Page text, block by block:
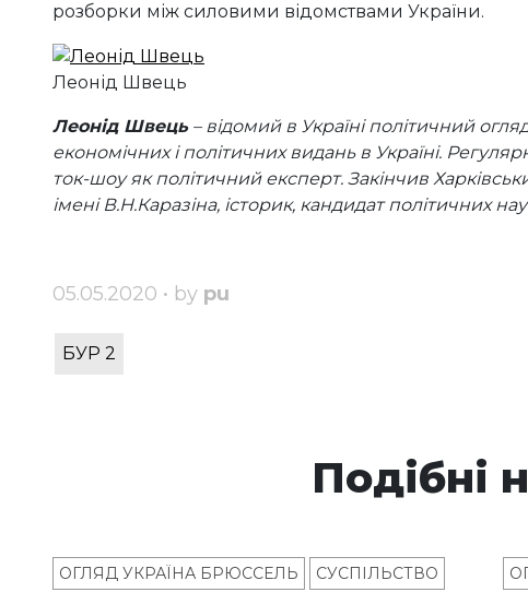
розборки між силовими відомствами України.
Леонід Швець
Леонід Швець– відомий в Україні політичний
економічних і політичних видань в Україні.
ток-шоу як політичний експерт. Закінчив
імені В.Н.Каразіна, історик, кандидат політичних
05.05.2020 • by pu
БУР 2
Подібні
ОГЛЯД УКРАЇНА БРЮССЕЛЬ СУСПІЛЬСТВО